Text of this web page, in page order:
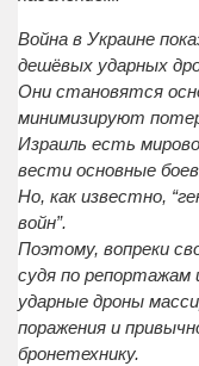
Война в Украине
дешёвых ударных
Они становятся
минимизируют
Израиль есть
вести основные
Но, как известно,
войн”.
Поэтому, вопреки
судя по
ударные дроны
поражения и
бронетехнику.